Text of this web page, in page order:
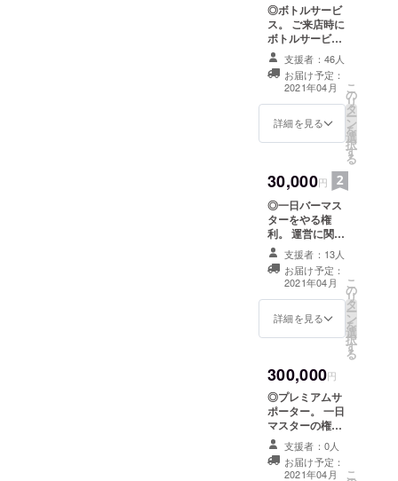
◎ボトルサービ
ス。 ご来店時に
ボトルサービス
or お酒を飲まれ
ない方にはドリ
ンク＆フードを
サービスさせて
いただきます。
開店より一年間
支援者：46人
お届け予定：
2021年04月
詳細を見る
こ
の
リ
タ
ー
ン
を
選
択
す
る
30,000円
◎一日バーマス
ターをやる権
利。 運営に関し
て、基本的にこ
ちらの営業時間
や価格設定、仕
事内容に沿って
行っていただき
ますが、詳細は
は、実施日がか
なり先になって
しまうことも予
想されますが、
ご了承くださ
い。 お店がある
限り有効です。
支援者：13人
お届け予定：
2021年04月
詳細を見る
こ
の
リ
タ
ー
ン
を
選
択
す
る
300,000円
◎プレミアムサ
ポーター。 一日
マスターの権利
に加え、店内に
お名前プレート
を掲揚し、さら
支援者：0人
お届け予定：
2021年04月
こ